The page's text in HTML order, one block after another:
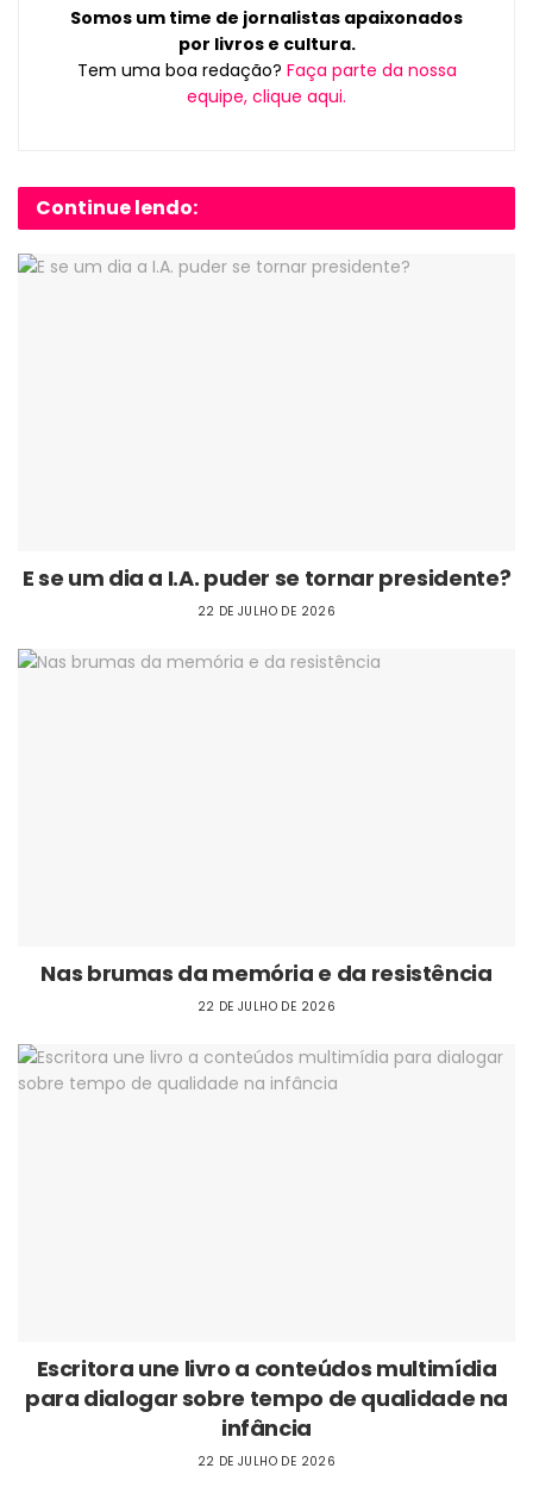
Somos um time de jornalistas apaixonados
por livros e cultura.
Tem uma boa redação? Faça parte da nossa
equipe, clique aqui.
Continue lendo:
E se um dia a I.A. puder se tornar presidente?
22 DE JULHO DE 2026
Nas brumas da memória e da resistência
22 DE JULHO DE 2026
Escritora une livro a conteúdos multimídia
para dialogar sobre tempo de qualidade na
infância
22 DE JULHO DE 2026